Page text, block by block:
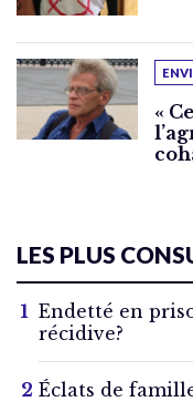
«
LES PLUS
Endetté en
récidive?
Éclats de